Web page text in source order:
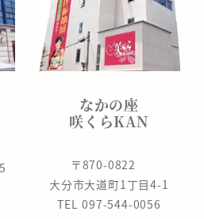
なかの座
咲くらKAN
〒870-0822
大分市大道町1丁目4-1
TEL 097-544-0056